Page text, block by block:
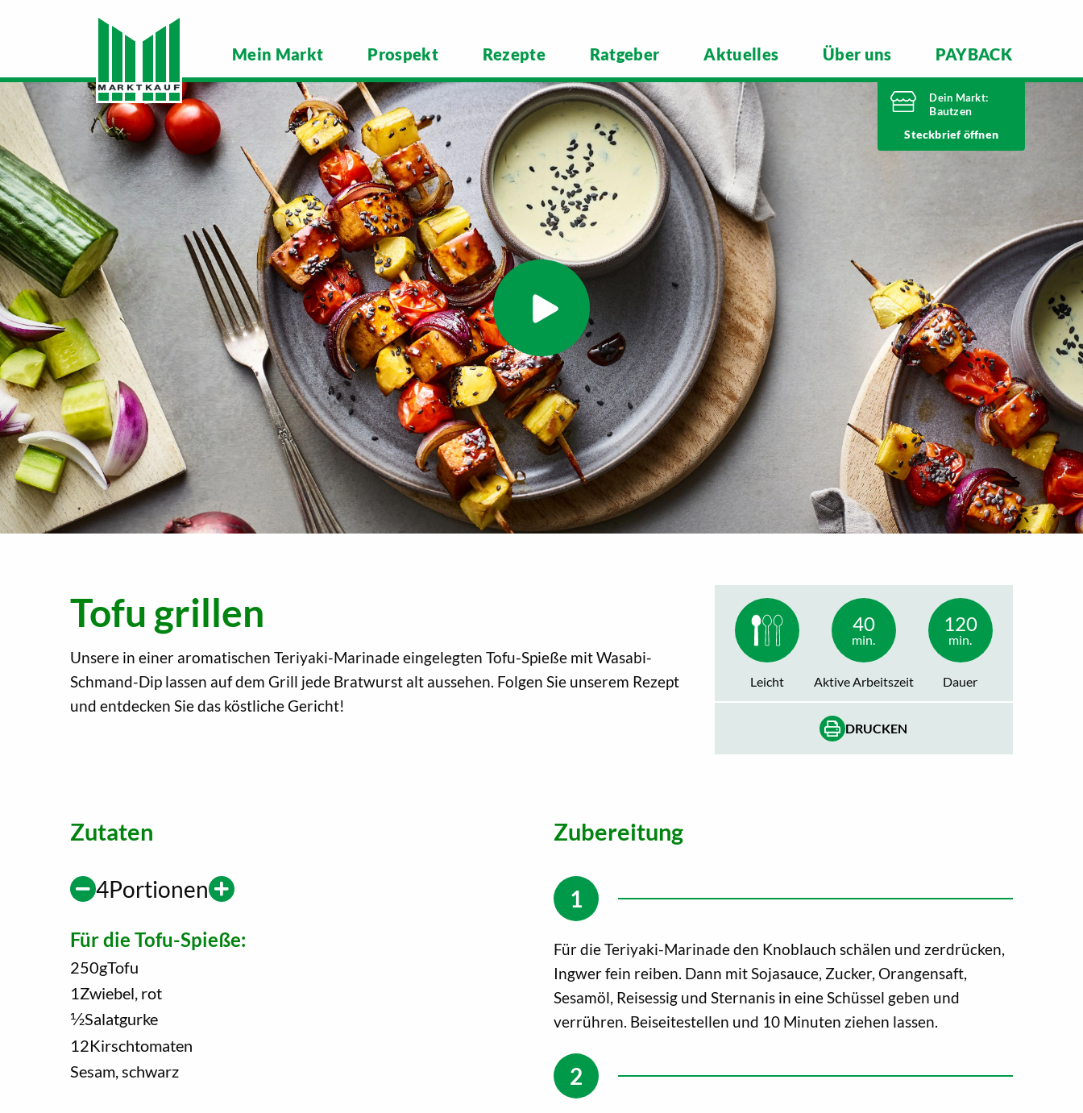
Mein Markt Prospekt Rezepte Ratgeber Aktuelles Über uns PAYBACK
Dein Markt:
Bautzen
Heute bis
Telefonnummer
Steckbrief
Tofu grillen
Unsere in einer aromatischen Teriyaki-Marinade eingelegten Tofu-Spieße mit Wasabi-
Schmand-Dip lassen auf dem Grill jede Bratwurst alt aussehen. Folgen Sie unserem Rezept
und entdecken Sie das köstliche Gericht!
Leicht
40
min.
Aktive Arbeitszeit
120
min.
Dauer
DRUCKEN
Zutaten
4Portionen
Für die Tofu-Spieße:
250gTofu
1 Zwiebel, rot
1/2Salatgurke
12Kirschtomaten
Sesam, schwarz
Zubereitung
Für die Teriyaki-Marinade den Knoblauch schälen und zerdrücken,
Ingwer fein reiben. Dann mit Sojasauce, Zucker, Orangensaft,
Sesamöl, Reisessig und Sternanis in eine Schüssel geben und
verrühren. Beiseitestellen und 10 Minuten ziehen lassen.